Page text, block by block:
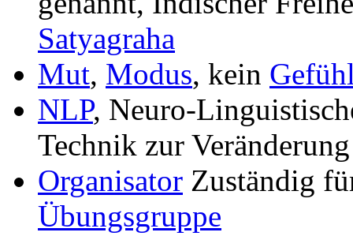
Satyagraha
Mut, Modus, kein
NLP, Neuro-
Technik zur
Organisator Zuständig
Übungsgruppe